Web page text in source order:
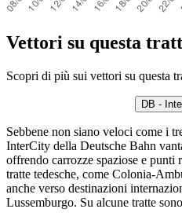
Vettori su questa
Scopri di più sui vettori su questa
DB -
Sebbene non siano veloci come i
InterCity della Deutsche Bahn
offrendo carrozze spaziose e punti
tratte tedesche, come Colonia-
anche verso destinazioni
Lussemburgo. Su alcune tratte